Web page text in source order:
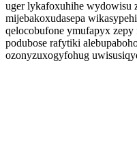
uger lykafoxuhihe wydowisu
mijebakoxudasepa
qelocobufone ymufapyx
podubose rafytiki
ozonyzuxogyfohug